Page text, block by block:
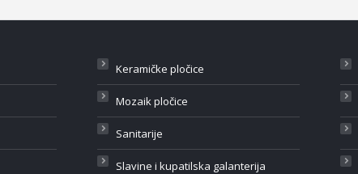
Keramičke pločice
Mozaik pločice
Sanitarije
Slavine i kupatilska galanterija